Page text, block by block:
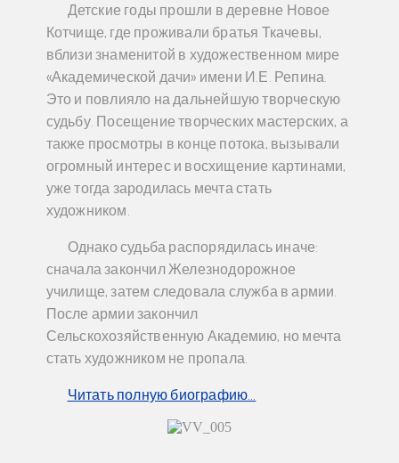
Детские годы прошли в деревне Новое
Котчище, где проживали братья Ткачевы,
вблизи знаменитой в художественном мире
«Академической дачи» имени И.Е. Репина.
Это и повлияло на дальнейшую творческую
судьбу. Посещение творческих мастерских, а
также просмотры в конце потока, вызывали
огромный интерес и восхищение картинами,
уже тогда зародилась мечта стать
художником.
Однако судьба распорядилась иначе:
сначала закончил Железнодорожное
училище, затем следовала служба в армии.
После армии закончил
Сельскохозяйственную Академию, но мечта
стать художником не пропала.
Читать полную биографию…